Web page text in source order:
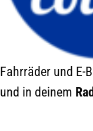
Fahrräder und E-
und in deinem